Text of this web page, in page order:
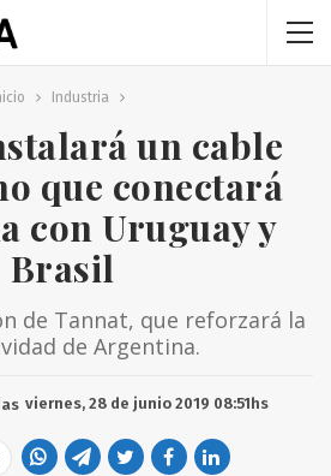
Industria
un cable
que conectará
con Uruguay y
Brasil
de Tannat, que reforzará la
de Argentina.
viernes, 28 de junio 2019 08:51hs